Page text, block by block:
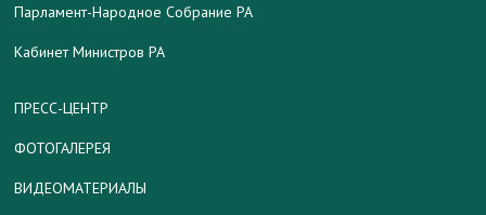
Парламент-Народное Собрание РА
Кабинет Министров РА
ПРЕСС-ЦЕНТР
ФОТОГАЛЕРЕЯ
ВИДЕОМАТЕРИАЛЫ